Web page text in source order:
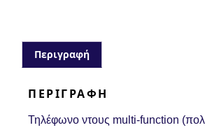
Περιγραφή
ΠΕΡΙΓΡΑΦΉ
Τηλέφωνο ντους multi-function